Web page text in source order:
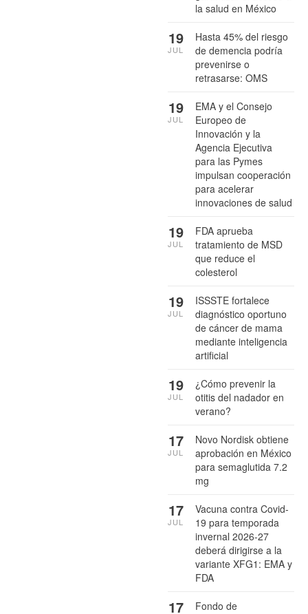
la salud en México
Hasta 45% del riesgo
de demencia podría
prevenirse o
retrasarse: OMS
19
JUL
EMA y el Consejo
Europeo de
Innovación y la
Agencia Ejecutiva
para las Pymes
impulsan cooperación
para acelerar
innovaciones de salud
19
JUL
FDA aprueba
tratamiento de MSD
que reduce el
colesterol
19
JUL
ISSSTE fortalece
diagnóstico oportuno
de cáncer de mama
mediante inteligencia
artificial
19
JUL
¿Cómo prevenir la
otitis del nadador en
verano?
19
JUL
Novo Nordisk obtiene
aprobación en México
para semaglutida 7.2
mg
17
JUL
Vacuna contra Covid-
19 para temporada
invernal 2026-27
deberá dirigirse a la
variante XFG1: EMA y
FDA
17
JUL
Fondo de
17